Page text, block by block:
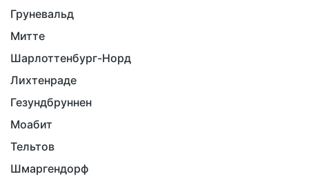
Груневальд
Митте
Шарлоттенбург-Норд
Лихтенраде
Гезундбруннен
Моабит
Тельтов
Шмаргендорф